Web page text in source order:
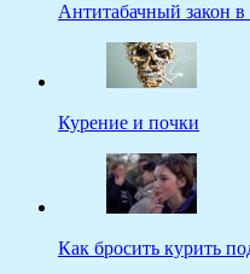
Антитабачный закон в
Курение и почки
Как бросить курить